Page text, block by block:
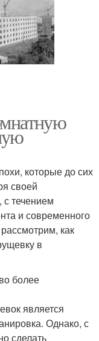
которые до сих
своей
с течением
и современного
как
в
более
является
Однако, с
сделать